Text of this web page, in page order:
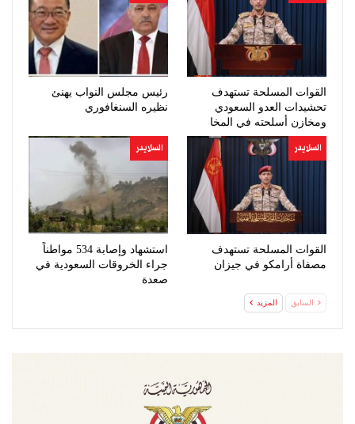
القوات المسلحة تستهدف
تحشيدات العدو السعودي
ومخازن أسلحته في المخا
رئيس مجلس النواب يهنئ
نظيره السنغافوري
السلايدر
القوات المسلحة تستهدف
مصفاة أرامكو في جيزان
السلايدر
استشهاد وإصابة 534 مواطناً
جراء الخروقات السعودية في
صعدة
السابق المزيد